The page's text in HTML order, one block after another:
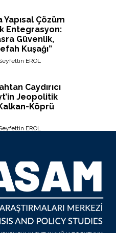
Yapısal Çözüm
Entegrasyon:
Güvenlik,
Kuşağı”
EROL
Caydırıcı
Jeopolitik
Köprü
EROL